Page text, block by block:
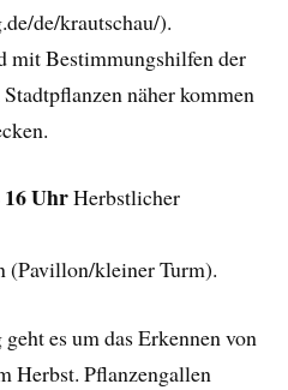
de/krautschau/).
mit Bestimmungshilfen der
näher kommen
16 UhrHerbstlicher
(Pavillon/kleiner Turm).
es um das Erkennen von
Herbst. Pflanzengallen